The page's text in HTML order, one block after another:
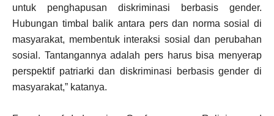
untuk penghapusan diskriminasi berbasis gender.
Hubungan timbal balik antara pers dan norma sosial di
masyarakat, membentuk interaksi sosial dan perubahan
sosial. Tantangannya adalah pers harus bisa menyerap
perspektif patriarki dan diskriminasi berbasis gender di
masyarakat,” katanya.